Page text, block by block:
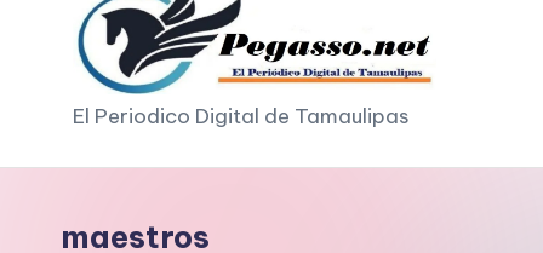
contenido
p
e
g
El Periodico Digital de Tamaulipas
maestros